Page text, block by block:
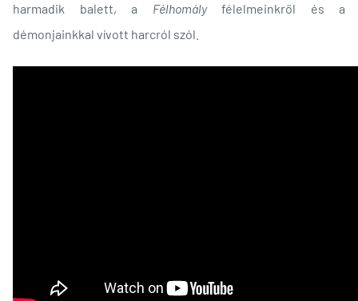
harmadik balett, a
Félhomály
félelmeinkről és a
démonjainkkal vívott harcról szól.